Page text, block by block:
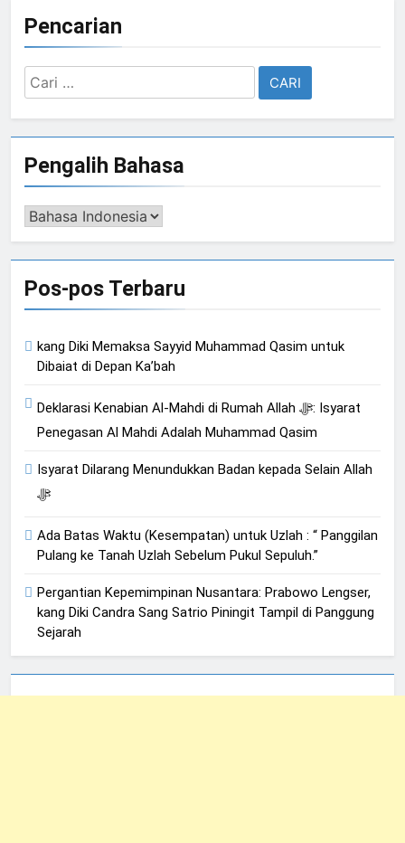
Pencarian
Cari
untuk:
Pengalih Bahasa
Pengalih
Pos-pos Terbaru
kang Diki Memaksa Sayyid Muhammad Qasim untuk
Dibaiat di Depan Ka’bah
Deklarasi Kenabian Al-Mahdi di Rumah Allah ﷻ: Isyarat
Penegasan Al Mahdi Adalah Muhammad Qasim
Isyarat Dilarang Menundukkan Badan kepada Selain Allah
ﷻ
Ada Batas Waktu (Kesempatan) untuk Uzlah : “ Panggilan
Pulang ke Tanah Uzlah Sebelum Pukul Sepuluh.”
Pergantian Kepemimpinan Nusantara: Prabowo Lengser,
kang Diki Candra Sang Satrio Piningit Tampil di Panggung
Sejarah